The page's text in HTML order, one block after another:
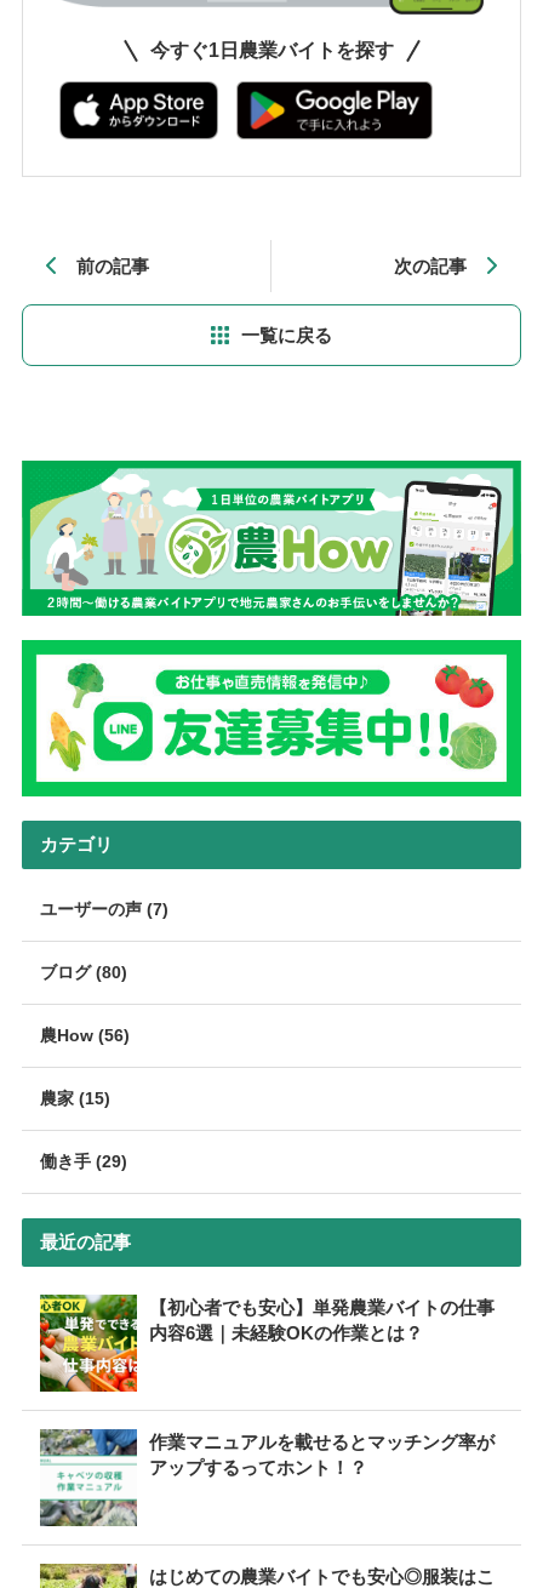
今すぐ1日農業バイトを探す
前の記事
一覧に戻る
次の記事
カテゴリ
ユーザーの声 (7)
ブログ (80)
農How (56)
農家 (15)
働き手 (29)
最近の記事
【初心者でも安心】単発農業バイトの仕事
内容6選｜未経験OKの作業とは？
作業マニュアルを載せるとマッチング率が
アップするってホント！？
はじめての農業バイトでも安心◎服装はこ